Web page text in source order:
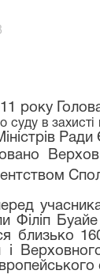
року
суду в
Філіп
близько
і